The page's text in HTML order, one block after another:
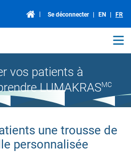
Se déconnecter EN FR
vos patients à
LUMAKRASMC
une trousse de
personnalisée